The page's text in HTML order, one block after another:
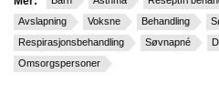
Avslapning
Voksne Behandling
Respirasjonsbehandling
Søvnapné
Omsorgspersoner